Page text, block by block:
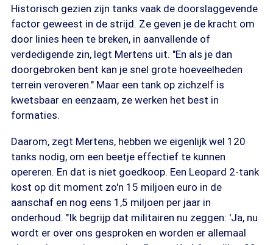
Historisch gezien zijn tanks vaak de doorslaggevende
factor geweest in de strijd. Ze geven je de kracht om
door linies heen te breken, in aanvallende of
verdedigende zin, legt Mertens uit. "En als je dan
doorgebroken bent kan je snel grote hoeveelheden
terrein veroveren." Maar een tank op zichzelf is
kwetsbaar en eenzaam, ze werken het best in
formaties.
Daarom, zegt Mertens, hebben we eigenlijk wel 120
tanks nodig, om een beetje effectief te kunnen
opereren. En dat is niet goedkoop. Een Leopard 2-tank
kost op dit moment zo'n 15 miljoen euro in de
aanschaf en nog eens 1,5 miljoen per jaar in
onderhoud. "Ik begrijp dat militairen nu zeggen: 'Ja, nu
wordt er over ons gesproken en worden er allemaal